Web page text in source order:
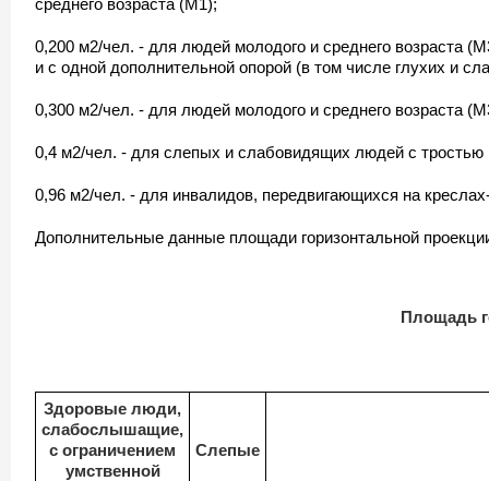
среднего возраста (М1);
0,200 м2/чел. - для людей молодого и среднего возраста
и с одной дополнительной опорой (в том числе глухих и
0,300 м2/чел. - для людей молодого и среднего возраста
0,4 м2/чел. - для слепых и слабовидящих людей с
0,96 м2/чел. - для инвалидов, передвигающихся на
Дополнительные данные площади горизонтальной
Площадь
Здоровые люди,
слабослышащие,
с ограничением
умственной
Слепые